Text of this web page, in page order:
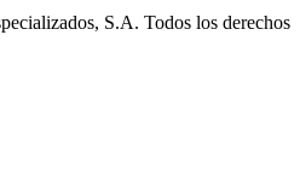
S.A. Todos los derechos